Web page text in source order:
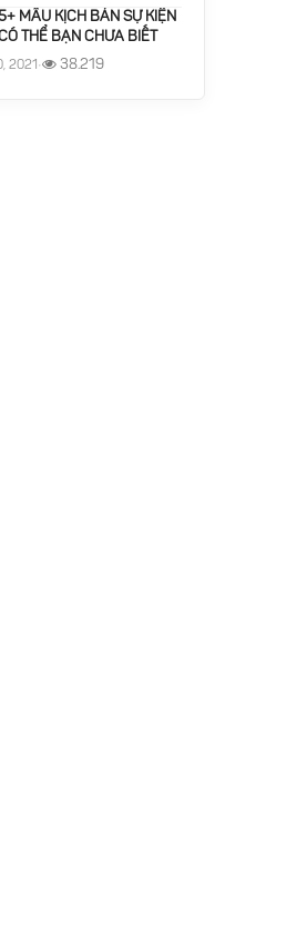
MẪU KỊCH BẢN SỰ KIỆN
THỂ BẠN CHƯA BIẾT
2021 • 38.219